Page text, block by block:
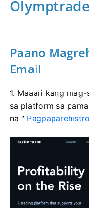
Olymptrade
Paano
Email
1. Maaari kang
sa platform sa
na " Pagpaparehistro